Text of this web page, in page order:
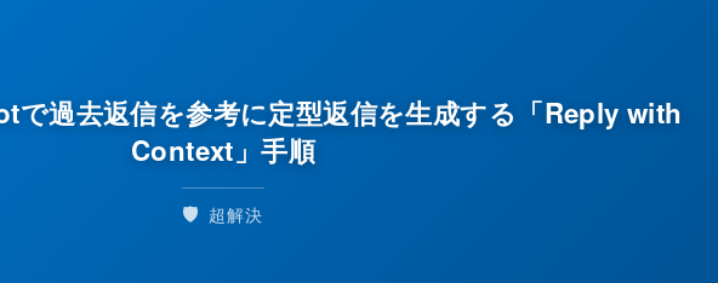
で過去返信を参考に定型返信を生成する「Reply with
Context」手順
🛡️ 超解決